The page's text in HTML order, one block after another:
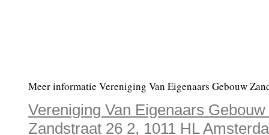
Meer informatie Vereniging Van Eigenaars Gebouw
Vereniging Van Eigenaars
Zandstraat 26 2, 1011 HL